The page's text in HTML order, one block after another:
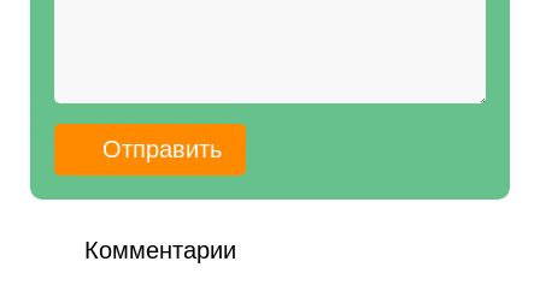
Комментарии